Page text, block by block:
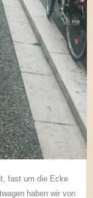
fast um die Ecke
haben wir von